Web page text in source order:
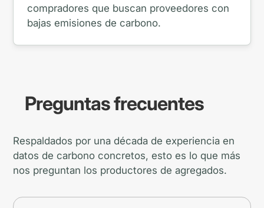
compradores que buscan proveedores con
bajas emisiones de carbono.
Preguntas frecuentes
Respaldados por una década de experiencia en
datos de carbono concretos, esto es lo que más
nos preguntan los productores de agregados.